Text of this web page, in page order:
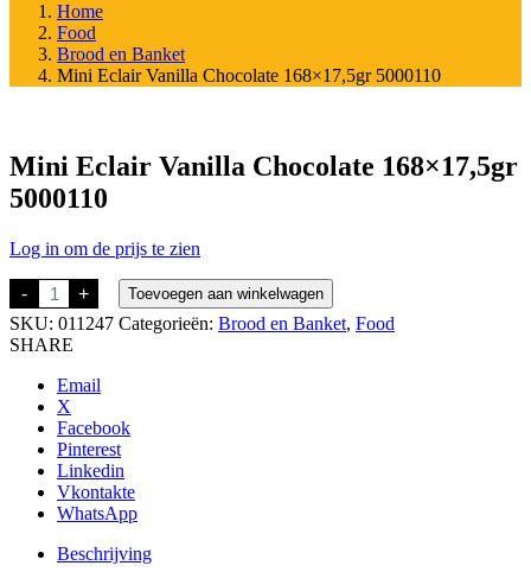
Home
Food
Brood en Banket
Mini Eclair Vanilla Chocolate 168×17,5gr 5000110
Mini Eclair Vanilla Chocolate 168×17,5gr
5000110
Log in om de prijs te zien
- Mini
Eclair
Vanilla
Chocolate
5000110
aantal
+ Toevoegen aan winkelwagen
SKU: 011247 Categorieën: Brood en Banket, Food
SHARE
Email
X
Facebook
Pinterest
Linkedin
Vkontakte
WhatsApp
Beschrijving